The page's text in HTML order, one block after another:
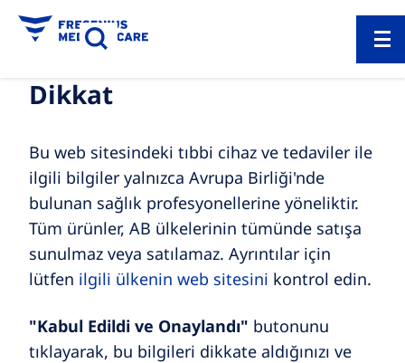
Dikkat
Bu web sitesindeki tıbbi cihaz ve tedaviler ile
ilgili bilgiler yalnızca Avrupa Birliği'nde
bulunan sağlık profesyonellerine yöneliktir.
Tüm ürünler, AB ülkelerinin tümünde satışa
sunulmaz veya satılamaz. Ayrıntılar için
lütfen ilgili ülkenin web sitesini kontrol edin.
"Kabul Edildi ve Onaylandı" butonunu
tıklayarak, bu bilgileri dikkate aldığınızı ve